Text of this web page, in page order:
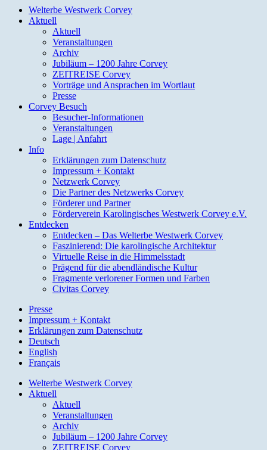
Close
Menu
Welterbe Westwerk Corvey
Aktuell
Aktuell
Veranstaltungen
Archiv
Jubiläum – 1200 Jahre Corvey
ZEITREISE Corvey
Vorträge und Ansprachen im Wortlaut
Presse
Corvey Besuch
Besucher-Informationen
Veranstaltungen
Lage | Anfahrt
Info
Erklärungen zum Datenschutz
Impressum + Kontakt
Netzwerk Corvey
Die Partner des Netzwerks Corvey
Förderer und Partner
Förderverein Karolingisches Westwerk Corvey e.V.
Entdecken
Entdecken – Das Welterbe Westwerk Corvey
Faszinierend: Die karolingische Architektur
Virtuelle Reise in die Himmelsstadt
Prägend für die abendländische Kultur
Fragmente verlorener Formen und Farben
Civitas Corvey
Presse
Impressum + Kontakt
Erklärungen zum Datenschutz
Deutsch
English
Français
Welterbe Westwerk Corvey
Aktuell
Aktuell
Veranstaltungen
Archiv
Jubiläum – 1200 Jahre Corvey
ZEITREISE Corvey